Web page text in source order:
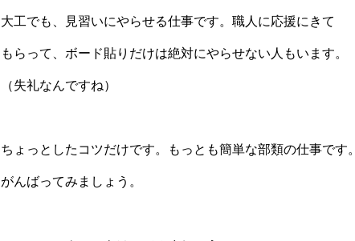
大工でも、見習いにやらせる仕事です。職人に応援にきて
もらって、ボード貼りだけは絶対にやらせない人もいます。
（失礼なんですね）
ちょっとしたコツだけです。もっとも簡単な部類の仕事です。
がんばってみましょう。